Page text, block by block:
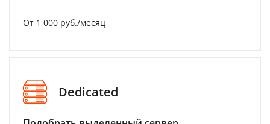
От 1 000 руб./месяц
Dedicated